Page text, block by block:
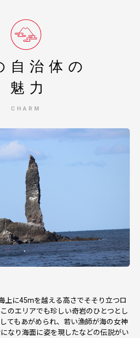
自治体の
魅力
CHARM
上に45mを越える高さでそそり立つロ
のエリアでも珍しい奇岩のひとつとし
てもあがめられ、若い漁師が海の女神
なり海面に姿を現したなどの伝説がい